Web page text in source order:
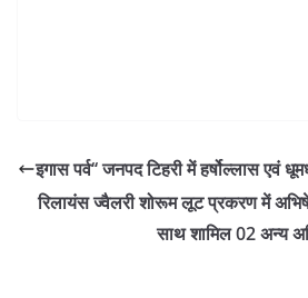
इगास पर्व‘‘ जनपद टिहरी में हर्षोल्लास एवं
रिलायंस ज्वैलरी शोरूम लूट प्रकरण में
साथ शामिल 02 अन्य